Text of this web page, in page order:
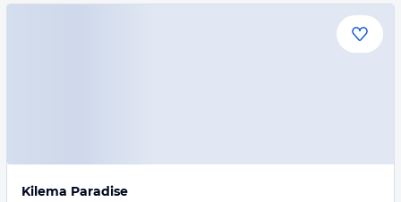
Kilema Paradise